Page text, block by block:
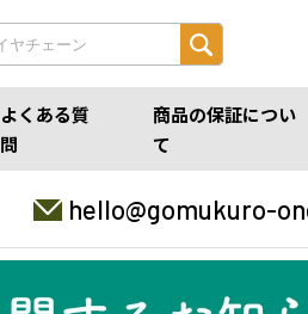
よくある質
問
商品の保証につい
て
hello@gomukuro-